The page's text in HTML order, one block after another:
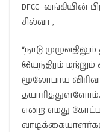
DFCC வங்கியின்
சில்வா ,
“நாடு
இயந்திரம்
மூலோபாய
என்ற எமது